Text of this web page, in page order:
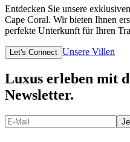
Entdecken Sie unsere
Cape Coral. Wir bieten Ihnen
perfekte Unterkunft für Ihren
Let's Connect Unsere Villen
Luxus erleben mit
Newsletter.